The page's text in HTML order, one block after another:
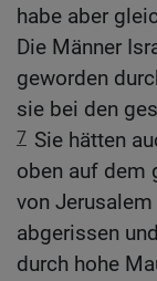
habe aber
Die Männer
geworden
sie bei den
7 Sie hätten
oben auf dem
von
abgerissen
durch hohe